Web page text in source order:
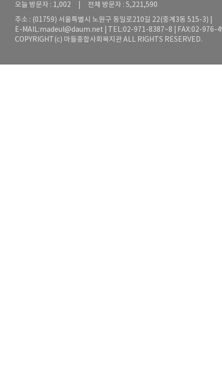
오늘 방문자 : 1,002 | 전체 방문자 : 5,221,590
주소 : (01759) 서울특별시 노원구 동일로210길 22(중계3동 515-3) |
E-MAIL:madeul@daum.net | TEL:02-971-8387~8 | FAX:02-976-
COPYRIGHT(c) 마들종합사회복지관 ALL RIGHTS RESERVED.